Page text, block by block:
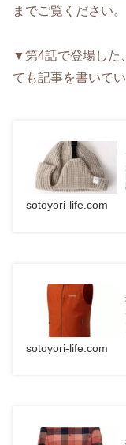
までご覧ください。
▼第4話で登場した
ても記事を書いてい
sotoyori-life.com
sotoyori-life.com